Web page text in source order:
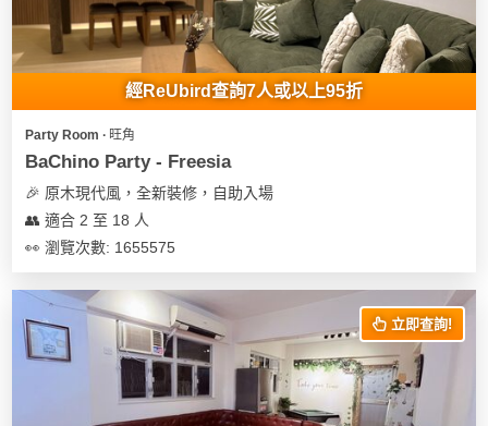
經ReUbird查詢7人或以上95折
Party Room ∙ 旺角
BaChino Party - Freesia
🎉 原木現代風，全新裝修，自助入場
👥 適合 2 至 18 人
👀 瀏覽次數: 1655575
立即查詢!